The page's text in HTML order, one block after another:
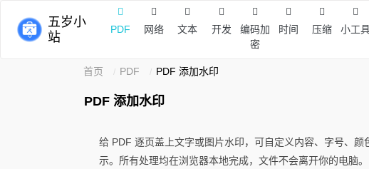
五岁小
站
PDF 网络 文本 开发
编码加
密
时间 压缩 小工
首页 PDF PDF 添加水印
PDF 添加水印
给 PDF 逐页盖上文字或图片水印，可自定义内容、字号、
示。所有处理均在浏览器本地完成，文件不会离开你的电脑。